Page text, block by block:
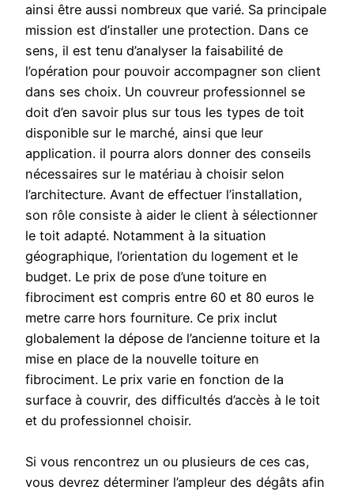
ainsi être aussi nombreux que varié. Sa principale
mission est d’installer une protection. Dans ce
sens, il est tenu d’analyser la faisabilité de
l’opération pour pouvoir accompagner son client
dans ses choix. Un couvreur professionnel se
doit d’en savoir plus sur tous les types de toit
disponible sur le marché, ainsi que leur
application. il pourra alors donner des conseils
nécessaires sur le matériau à choisir selon
l’architecture. Avant de effectuer l’installation,
son rôle consiste à aider le client à sélectionner
le toit adapté. Notamment à la situation
géographique, l’orientation du logement et le
budget. Le prix de pose d’une toiture en
fibrociment est compris entre 60 et 80 euros le
metre carre hors fourniture. Ce prix inclut
globalement la dépose de l’ancienne toiture et la
mise en place de la nouvelle toiture en
fibrociment. Le prix varie en fonction de la
surface à couvrir, des difficultés d’accès à le toit
et du professionnel choisir.
Si vous rencontrez un ou plusieurs de ces cas,
vous devrez déterminer l’ampleur des dégâts afin